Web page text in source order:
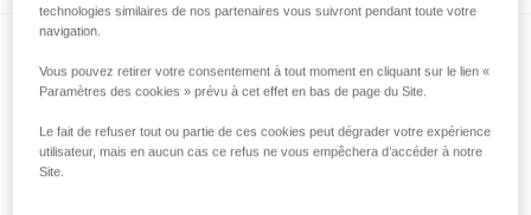
Secours par descente accompagnée avec
technologies similaires de nos partenaires vous suivront pendant toute votre
navigation.
Vous pouvez retirer votre consentement à tout moment en cliquant sur le lien «
Paramètres des cookies » prévu à cet effet en bas de page du Site.
Le fait de refuser tout ou partie de ces cookies peut dégrader votre expérience
utilisateur, mais en aucun cas ce refus ne vous empêchera d’accéder à notre
Site.